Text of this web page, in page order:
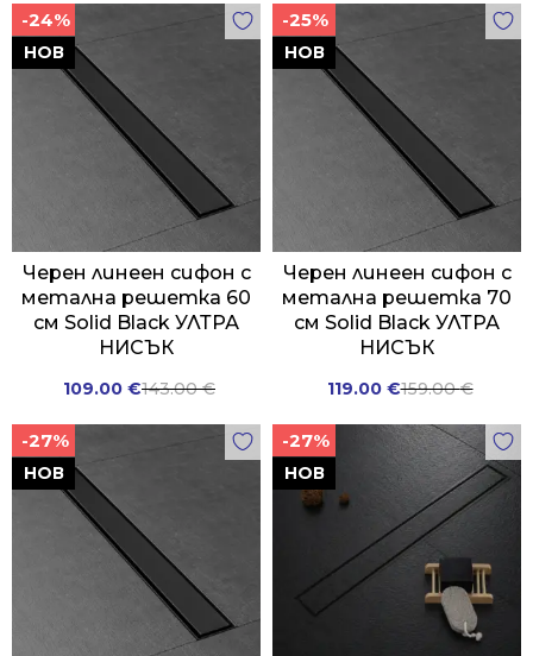
НОВ
-24%
Черен линеен сифон с
метална решетка 60
см Solid Black УЛТРА
НИСЪК
143.00€
Original
109.00 €Current
НОВ
-25%
Черен линеен сифон с
метална решетка 70
см Solid Black УЛТРА
НИСЪК
159.00€
Original
was:
159.00 €.
119.00 €Current
is:
119.00 €.
НОВ
-27%
НОВ
-27%